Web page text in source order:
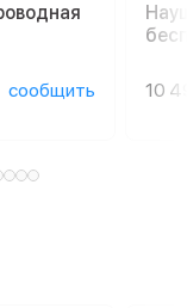
сообщить 10